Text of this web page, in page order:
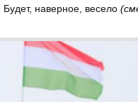
наверное, весело